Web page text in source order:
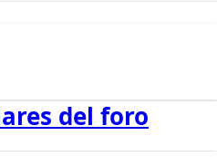
del foro